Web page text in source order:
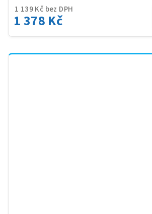
1 139 Kč bez DPH
1 378 Kč